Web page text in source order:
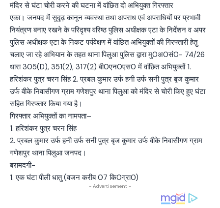
मंदिर से घंटा चोरी करने की घटना में वांछित दो अभियुक्त गिरफ्तार
एका। जनपद में सुदृढ़ कानून व्यवस्था तथा अपराध एवं अपराधियों पर प्रभावी
नियंत्रण बनाए रखने के परिदृश्य वरिष्ठ पुलिस अधीक्षक एटा के निर्देशन व अपर
पुलिस अधीक्षक एटा के निकट पर्यवेक्षण में वांछित अभियुक्तों की गिरफ्तारी हेतु
चलाए जा रहे अभियान के तहत थाना पिलुआ पुलिस द्वारा मु0अ0सं0- 74/26
धारा 305(D), 351(2), 317(2) बी0एन0एस0 में वांछित अभियुक्तों 1.
हरिशंकर पुत्र चरन सिंह 2. प्रबल कुमार उर्फ हनी उर्फ सनी पुत्र बृज कुमार
उर्फ वीके निवासीगण ग्राम गणेशपुर थाना पिलुआ को मंदिर से चोरी किए हुए घंटा
सहित गिरफ्तार किया गया है।
गिरफ्तार अभियुक्तों का नामपता–
1. हरिशंकर पुत्र चरन सिंह
2. प्रबल कुमार उर्फ हनी उर्फ सनी पुत्र बृज कुमार उर्फ वीके निवासीगण ग्राम
गणेशपुर थाना पिलुआ जनपद।
बरामदगी-
1. एक घंटा पीली धातु (वजन करीब 07 कि0ग्रा0)
- Advertisement -